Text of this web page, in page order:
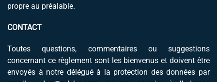
propre au préalable.
CONTACT
Toutes questions, commentaires ou suggestions
concernant ce règlement sont les bienvenus et doivent être
envoyés à notre délégué à la protection des données par